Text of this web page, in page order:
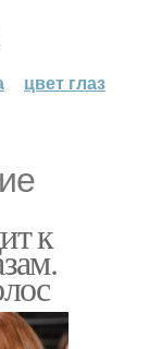
цвет глаз
к